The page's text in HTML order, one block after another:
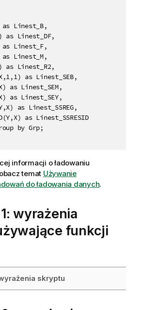
Linest_B,
as Linest_DF,
Linest_F,
Linest_M,
as Linest_R2,
as Linest_SEB,
as Linest_SEM,
as Linest_SEY,
as Linest_SSREG,
as Linest_SSRESID
by Grp;
informacji o ładowaniu
temat Używanie
do ładowania danych.
wyrażenia
funkcji
skryptu